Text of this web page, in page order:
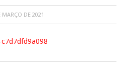
MARÇO DE 2021